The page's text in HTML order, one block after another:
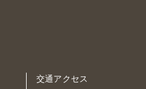
交通アクセス